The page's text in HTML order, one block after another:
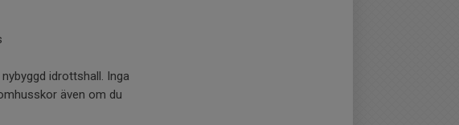
idrottshall. Inga
även om du